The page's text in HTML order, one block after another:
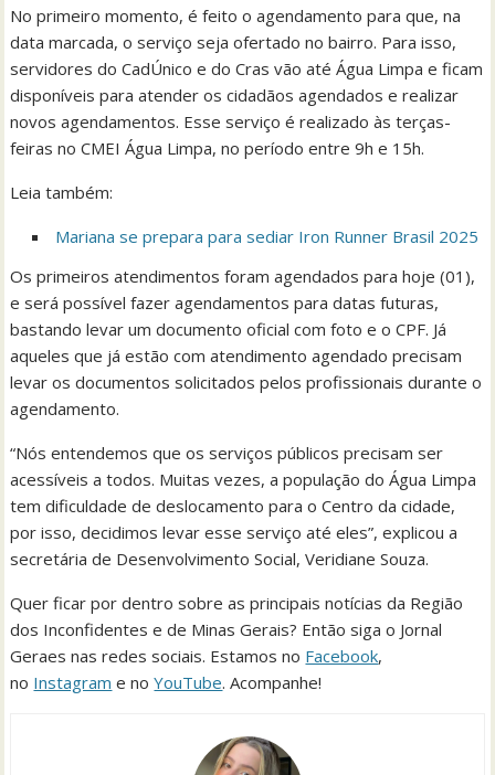
No primeiro momento, é feito o agendamento para que, na
data marcada, o serviço seja ofertado no bairro. Para isso,
servidores do CadÚnico e do Cras vão até Água Limpa e ficam
disponíveis para atender os cidadãos agendados e realizar
novos agendamentos. Esse serviço é realizado às terças-
feiras no CMEI Água Limpa, no período entre 9h e 15h.
Leia também:
Mariana se prepara para sediar Iron Runner Brasil 2025
Os primeiros atendimentos foram agendados para hoje (01),
e será possível fazer agendamentos para datas futuras,
bastando levar um documento oficial com foto e o CPF. Já
aqueles que já estão com atendimento agendado precisam
levar os documentos solicitados pelos profissionais durante o
agendamento.
“Nós entendemos que os serviços públicos precisam ser
acessíveis a todos. Muitas vezes, a população do Água Limpa
tem dificuldade de deslocamento para o Centro da cidade,
por isso, decidimos levar esse serviço até eles”, explicou a
secretária de Desenvolvimento Social, Veridiane Souza.
Quer ficar por dentro sobre as principais notícias da Região
dos Inconfidentes e de Minas Gerais? Então siga o Jornal
Geraes nas redes sociais. Estamos no Facebook,
no Instagram e noYouTube. Acompanhe!